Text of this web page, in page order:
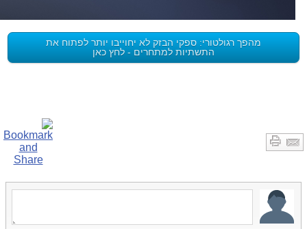
מהפך רגולטורי: ספקי הבזק לא יחוייבו יותר לפתוח את
התשתיות למתחרים - לחץ כאן